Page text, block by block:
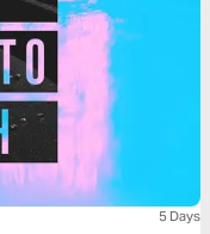
5 Days